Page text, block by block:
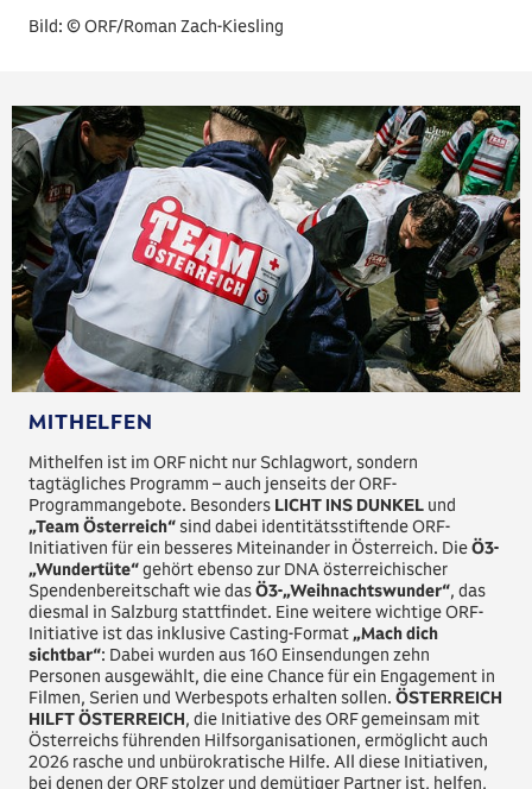
Bild: © ORF/Roman Zach-Kiesling
MITHELFEN
Mithelfen ist im ORF nicht nur Schlagwort, sondern
tagtägliches Programm – auch jenseits der ORF-
Programmangebote. Besonders LICHT INS DUNKEL und
„Team Österreich“sind dabei identitätsstiftende ORF-
Initiativen für ein besseres Miteinander in Österreich. DieÖ3-
„Wundertüte“gehört ebenso zur DNA österreichischer
Spendenbereitschaft wie dasÖ3-„Weihnachtswunder“, das
diesmal in Salzburg stattfindet. Eine weitere wichtige ORF-
Initiative ist das inklusive Casting-Format„Mach dich
sichtbar“: Dabei wurden aus 160 Einsendungen zehn
Personen ausgewählt, die eine Chance für ein Engagement in
Filmen, Serien und Werbespots erhalten sollen.ÖSTERREICH
HILFT ÖSTERREICH, die Initiative des ORF gemeinsam mit
Österreichs führenden Hilfsorganisationen, ermöglicht auch
2026 rasche und unbürokratische Hilfe. All diese Initiativen,
bei denen der ORF stolzer und demütiger Partner ist, helfen,